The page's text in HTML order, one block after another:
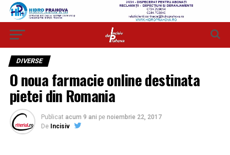
DIVERSE
O noua farmacie online destinata
pietei din Romania
Publicat acum 9 ani pe noiembrie 22, 2017
De Incisiv